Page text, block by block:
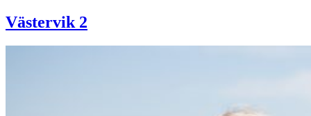
Västervik 2